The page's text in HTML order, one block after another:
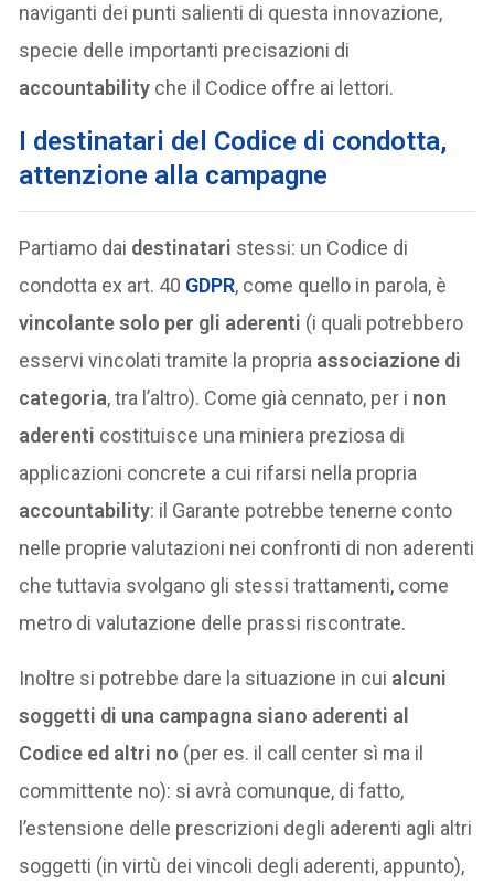
naviganti dei punti salienti di questa innovazione,
specie delle importanti precisazioni di
accountability che il Codice offre ai lettori.
I destinatari del Codice di condotta,
attenzione alla campagne
Partiamo dai destinatari stessi: un Codice di
condotta ex art. 40 GDPR, come quello in parola, è
vincolante solo per gli aderenti (i quali potrebbero
esservi vincolati tramite la propria associazione di
categoria, tra l’altro). Come già cennato, per i non
aderenti costituisce una miniera preziosa di
applicazioni concrete a cui rifarsi nella propria
accountability: il Garante potrebbe tenerne conto
nelle proprie valutazioni nei confronti di non aderenti
che tuttavia svolgano gli stessi trattamenti, come
metro di valutazione delle prassi riscontrate.
Inoltre si potrebbe dare la situazione in cui alcuni
soggetti di una campagna siano aderenti al
Codice ed altri no (per es. il call center sì ma il
committente no): si avrà comunque, di fatto,
l’estensione delle prescrizioni degli aderenti agli altri
soggetti (in virtù dei vincoli degli aderenti, appunto),